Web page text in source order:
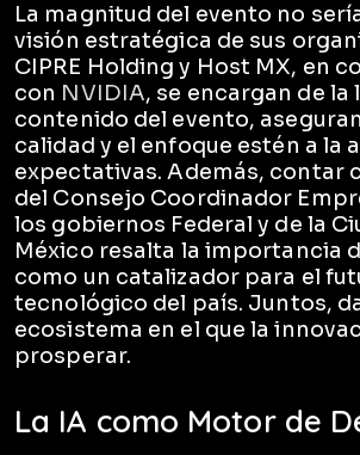
La magnitud del evento no
visión estratégica de sus
CIPRE Holding y Host MX, en
con NVIDIA, se encargan de la
contenido del evento,
calidad y el enfoque estén a la
expectativas. Además, contar
del Consejo Coordinador
los gobiernos Federal y de la
México resalta la importancia
como un catalizador para el
tecnológico del país. Juntos,
ecosistema en el que la
prosperar.
La IA como Motor de